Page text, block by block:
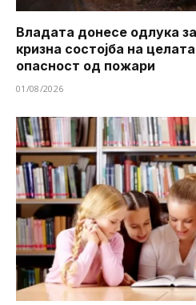
Владата донесе одлука
кризна состојба на
опасност од пожари
01/08/2026